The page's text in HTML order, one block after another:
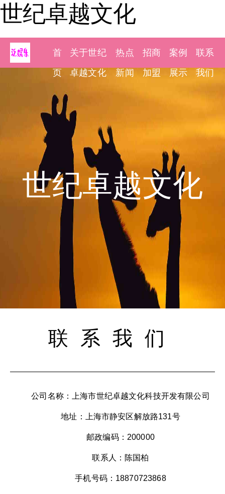
世纪卓越文化
首
页
关于世纪
卓越文化
热点
新闻
招商
加盟
案例
展示
联系
我们
世纪卓越文化
联系我们
公司名称：上海市世纪卓越文化科技开发有限公司
地址：上海市静安区解放路131号
邮政编码：200000
联系人：陈国柏
手机号码：18870723868